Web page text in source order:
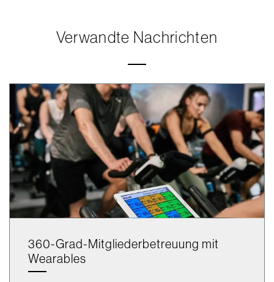
Verwandte Nachrichten
360-Grad-Mitgliederbetreuung mit
Wearables